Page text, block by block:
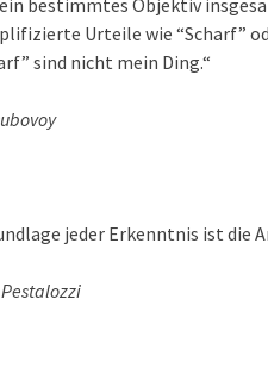
bestimmtes Objektiv
Urteile wie “Scharf”
sind nicht mein Ding.“
jeder Erkenntnis ist die